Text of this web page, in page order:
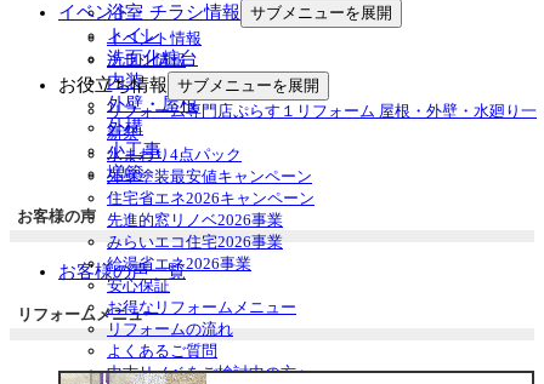
イベント・チラシ情報 サブメニューを展開
イベント情報
チラシ情報
お役立ち情報 サブメニューを展開
リフォーム専門店ぷらす１リフォーム 屋根・外壁・水廻り一
新祭
水まわり4点パック
外壁塗装最安値キャンペーン
住宅省エネ2026キャンペーン
先進的窓リノベ2026事業
みらいエコ住宅2026事業
給湯省エネ2026事業
安心保証
お得なリフォームメニュー
リフォームの流れ
よくあるご質問
中古リノベをご検討中の方へ
浴室
トイレ
洗面化粧台
内装
外壁・屋根
外構
小工事
増築
お客様の声
お客様の声一覧
リフォームメニュー